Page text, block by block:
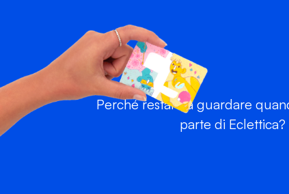
Perché restare a guardare
parte di Eclettica?